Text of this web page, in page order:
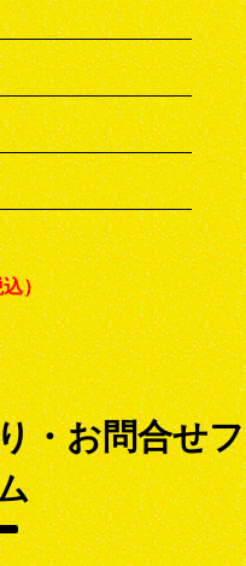
）
・お問合せフ